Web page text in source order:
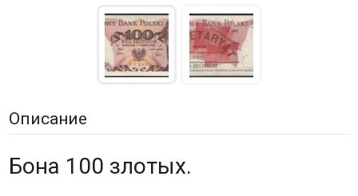
Описание
Бона 100 злотых.